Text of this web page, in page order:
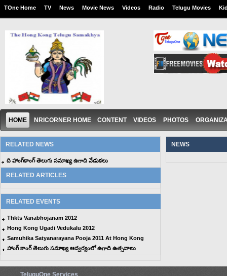
TOne Home TV News Movie News Videos Radio Telugu Movies
HOME NRICORNER HOME CONTENT VIDEOS PHOTOS
RELATED NEWS
ది హాంగ్‌కాంగ్‌ తెలుగు సమాఖ్య ఉగాది వేడుకలు
RELATED ARTICLES
RELATED EVENTS
Thkts Vanabhojanam 2012
Hong Kong Ugadi Vedukalu 2012
Samuhika Satyanarayana Pooja 2011 At Hong Kong
హాంగ్ కాంగ్ తెలుగు సమాఖ్య ఆద్వర్యంలో ఉగాది ఉత్సవాలు
NEWS
TeluguOne Services